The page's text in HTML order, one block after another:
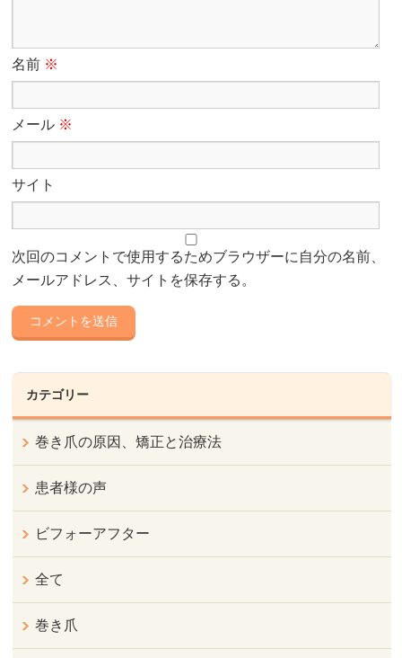
名前 ※
メール ※
サイト
次回のコメントで使用するためブラウザーに自分の名前、
メールアドレス、サイトを保存する。
カテゴリー
巻き爪の原因、矯正と治療法
患者様の声
ビフォーアフター
全て
巻き爪